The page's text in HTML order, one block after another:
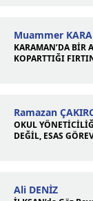
Muammer
KARAMAN’DA BİR
KOPARTTIĞI
Ramazan
OKUL
DEĞİL, ESAS
Ali DENİZ